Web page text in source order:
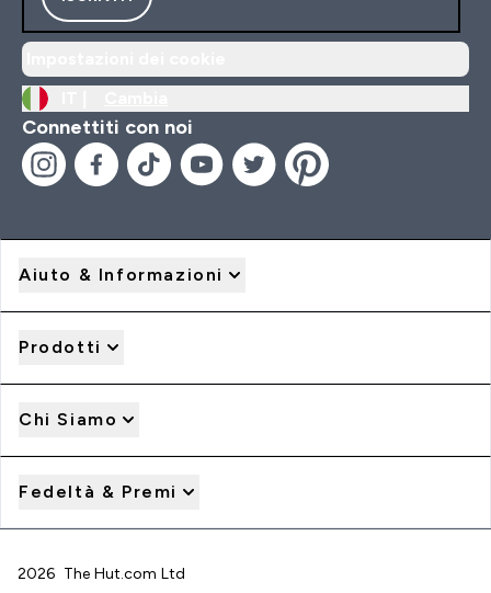
Connettiti con noi
Aiuto & Informazioni
Prodotti
Chi Siamo
Fedeltà & Premi
2026 The Hut.com Ltd